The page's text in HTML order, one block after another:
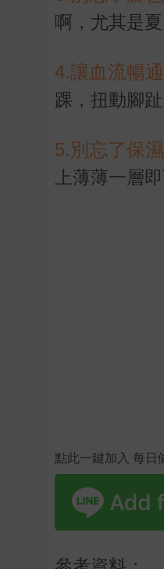
啊，尤其是
4.讓血流暢通
踝，扭動腳
5.別忘了保濕
上薄薄一層
點此一鍵加入 每日